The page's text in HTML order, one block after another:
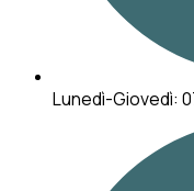
Lunedì-Giovedì: